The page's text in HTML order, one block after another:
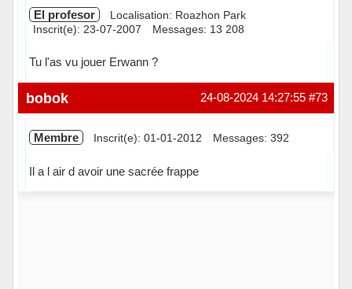
El profesor
Localisation: Roazhon Park
Inscrit(e): 23-07-2007
Messages: 13 208
Tu l'as vu jouer Erwann ?
Hors ligne #73
24-08-2024 14:27:55
bobok
Membre Inscrit(e): 01-01-2012 Messages: 392
Il a l air d avoir une sacrée frappe